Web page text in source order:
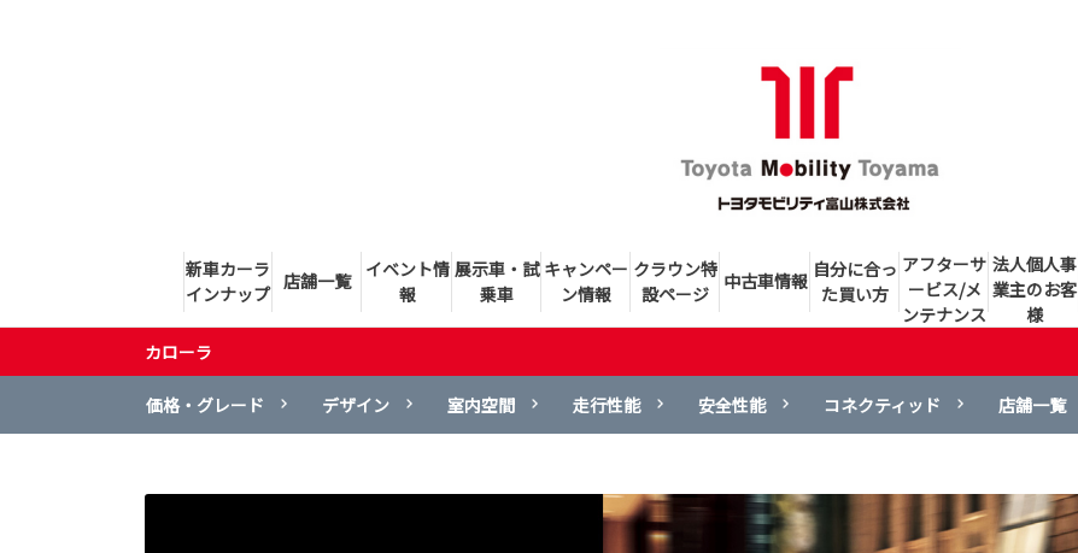
新車カーラ
インナップ
店舗一覧
イベント情
報
展示車・試
乗車
キャンペー
ン情報
クラウン特
設ページ
中古車情報 自分に合っ
た買い方
アフターサ
ービス/メ
ンテナンス
法人個人事
業主のお客
様
カローラ
価格・グレード デザイン 室内空間 走行性能 安全性能 コネクティッド 店舗一覧